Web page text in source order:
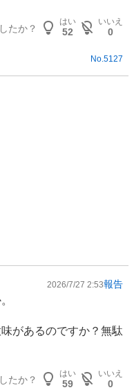
たか？
はい
52
いいえ
0
No. 5127
2026/7/27 2:53報告
があるのですか？無駄
たか？
はい
59
いいえ
0